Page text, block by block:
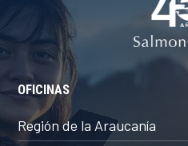
OFICINAS
Región de la Araucanía